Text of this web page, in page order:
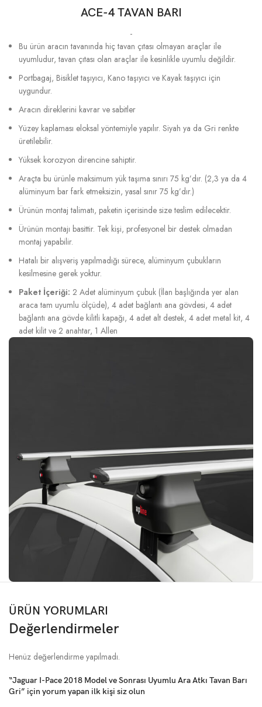
ACE-4 TAVAN BARI
-
Bu ürün aracın tavanında hiç tavan çıtası olmayan araçlar ile
uyumludur, tavan çıtası olan araçlar ile kesinlikle uyumlu değildir.
Portbagaj, Bisiklet taşıyıcı, Kano taşıyıcı ve Kayak taşıyıcı için
uygundur.
Aracın direklerini kavrar ve sabitler
Yüzey kaplaması eloksal yöntemiyle yapılır. Siyah ya da Gri renkte
üretilebilir.
Yüksek korozyon direncine sahiptir.
Araçta bu ürünle maksimum yük taşıma sınırı 75 kg’dır. (2,3 ya da 4
alüminyum bar fark etmeksizin, yasal sınır 75 kg’dır.)
Ürünün montaj talimatı, paketin içerisinde size teslim edilecektir.
Ürünün montajı basittir. Tek kişi, profesyonel bir destek olmadan
montaj yapabilir.
Hatalı bir alışveriş yapılmadığı sürece, alüminyum çubukların
kesilmesine gerek yoktur.
Paket İçeriği: 2 Adet alüminyum çubuk (İlan başlığında yer alan
araca tam uyumlu ölçüde), 4 adet bağlantı ana gövdesi, 4 adet
bağlantı ana gövde kilitli kapağı, 4 adet alt destek, 4 adet metal kit, 4
adet kilit ve 2 anahtar, 1 Allen
ÜRÜN YORUMLARI
Değerlendirmeler
Henüz değerlendirme yapılmadı.
“Jaguar I-Pace 2018 Model ve Sonrası Uyumlu Ara Atkı Tavan Barı
Gri” için yorum yapan ilk kişi siz olun